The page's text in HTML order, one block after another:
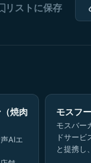
リストに保存
焼肉
AIエ
モスフ
モスバー
ドサー
と提携し